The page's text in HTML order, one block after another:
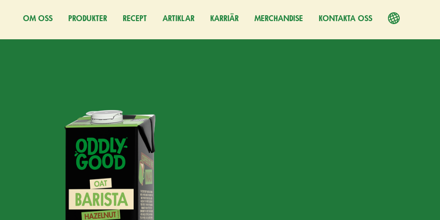
OM OSS PRODUKTER RECEPT ARTIKLAR KARRIÄR
(ÖPPNAS I EN NY FLIK)
MERCHANDISE KONTAKTA OSS